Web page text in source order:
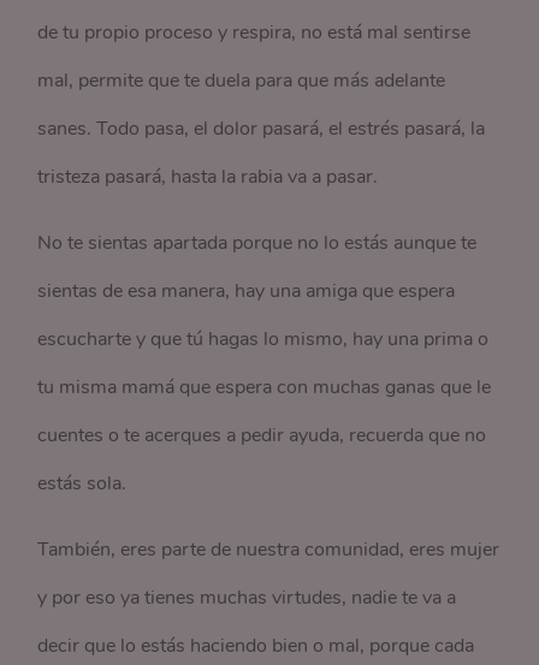
de tu propio proceso y respira, no está mal sentirse
mal, permite que te duela para que más adelante
sanes. Todo pasa, el dolor pasará, el estrés pasará, la
tristeza pasará, hasta la rabia va a pasar.
No te sientas apartada porque no lo estás aunque te
sientas de esa manera, hay una amiga que espera
escucharte y que tú hagas lo mismo, hay una prima o
tu misma mamá que espera con muchas ganas que le
cuentes o te acerques a pedir ayuda, recuerda que no
estás sola.
También, eres parte de nuestra comunidad, eres mujer
y por eso ya tienes muchas virtudes, nadie te va a
decir que lo estás haciendo bien o mal, porque cada